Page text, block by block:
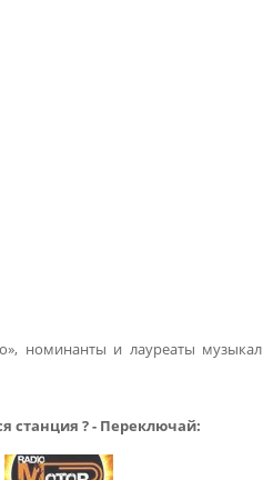
номинанты и лауреаты
станция ? - Переключай: